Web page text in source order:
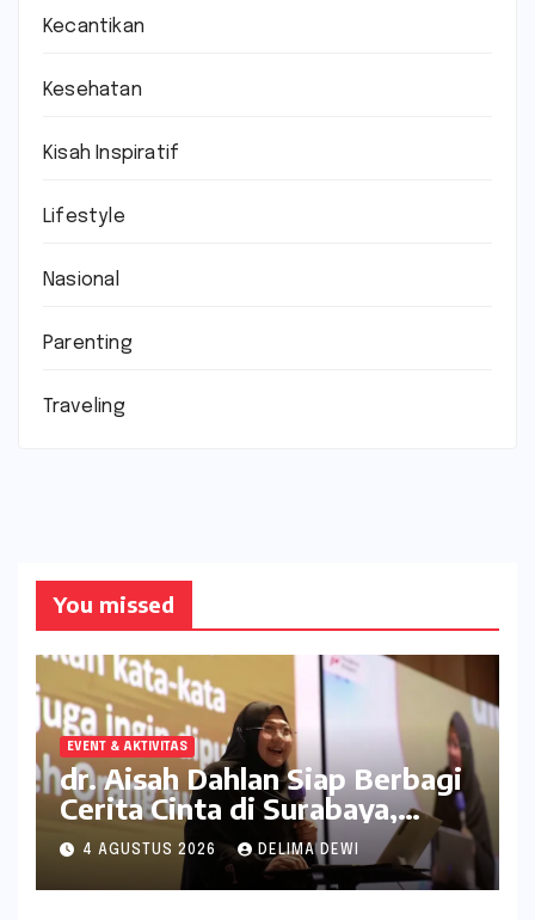
Kecantikan
Kesehatan
Kisah Inspiratif
Lifestyle
Nasional
Parenting
Traveling
You missed
EVENT & AKTIVITAS
dr. Aisah Dahlan Siap Berbagi
Cerita Cinta di Surabaya,
Catat Tanggalnya
4 AGUSTUS 2026 DELIMA DEWI